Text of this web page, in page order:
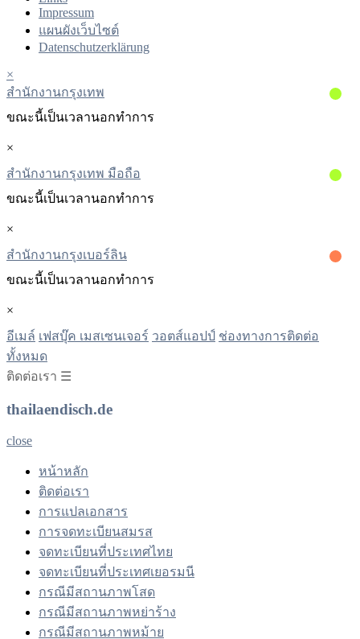
Impressum
แผนผังเว็บไซต์
Datenschutzerklärung
×
สํานักงานกรุงเทพ
ขณะนี้เป็นเวลานอกทําการ
×
สำนักงานกรุงเทพ มือถือ
ขณะนี้เป็นเวลานอกทําการ
×
สํานักงานกรุงเบอร์ลิน
ขณะนี้เป็นเวลานอกทําการ
×
อีเมล์ เฟสบุ๊ค เมสเซนเจอร์ วอตส์แอปป์ ช่องทางการติดต่อ
ทั้งหมด
ติดต่อเรา ☰
thailaendisch.de
close
หน้าหลัก
ติดต่อเรา
การแปลเอกสาร
การจดทะเบียนสมรส
จดทะเบียนที่ประเทศไทย
จดทะเบียนที่ประเทศเยอรมนี
กรณีมีสถานภาพโสด
กรณีมีสถานภาพหย่าร้าง
กรณีมีสถานภาพหม้าย